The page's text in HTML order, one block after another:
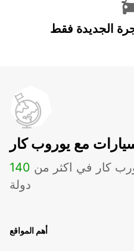
الجديدة فقط
مع يوروب كار
كار في اكثر من 140
دولة
أهم المواقع